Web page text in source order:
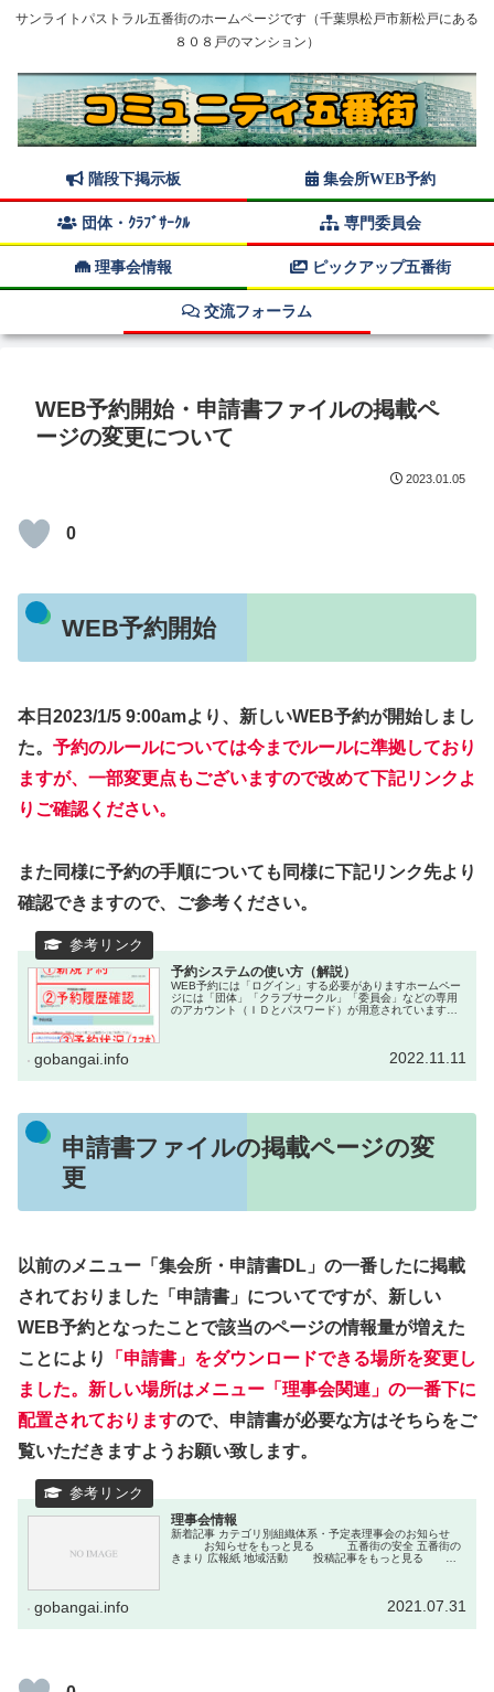
サンライトパストラル五番街のホームページです（千葉県松戸市新松戸にある
８０８戸のマンション）
階段下掲示板 集会所WEB予約
団体・ｸﾗﾌﾞｻｰｸﾙ 専門委員会
理事会情報 ピックアップ五番街
交流フォーラム
WEB予約開始・申請書ファイルの掲載ペ
ージの変更について
2023.01.05
0
WEB予約開始
本日2023/1/5 9:00amより、新しいWEB予約が開始しまし
た。 予約のルールについては今までルールに準拠しており
ますが、一部変更点もございますので改めて下記リンクよ
りご確認ください。
また同様に予約の手順についても同様に下記リンク先より
確認できますので、ご参考ください。
予約システムの使い方（解説）
WEB予約には「ログイン」する必要がありますホームペー
ジには「団体」「クラブサークル」「委員会」などの専用
のアカウント（ＩＤとパスワード）が用意されています。
gobangai.info 2022.11.11
申請書ファイルの掲載ページの変
更
以前のメニュー「集会所・申請書DL」の一番したに掲載
されておりました「申請書」についてですが、新しい
WEB予約となったことで該当のページの情報量が増えた
ことにより
「申請書」をダウンロードできる場所を変更し
ました。新しい場所はメニュー「理事会関連」の一番下に
配置されておりますので、申請書が必要な方はそちらをご
覧いただきますようお願い致します。
理事会情報
新着記事 カテゴリ別組織体系・予定表理事会のお知らせ
お知らせをもっと見る 五番街の安全 五番街の
きまり 広報紙 地域活動 投稿記事をもっと見る 各
gobangai.info 2021.07.31